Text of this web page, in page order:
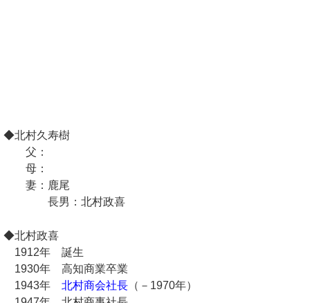
◆北村久寿樹
父：
母：
妻：鹿尾
長男：北村政喜
◆北村政喜
1912年 誕生
1930年 高知商業卒業
1943年 北村商会社長（－1970年）